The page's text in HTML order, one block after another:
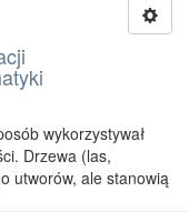
wykorzystywał
Drzewa (las,
utworów, ale stanowią